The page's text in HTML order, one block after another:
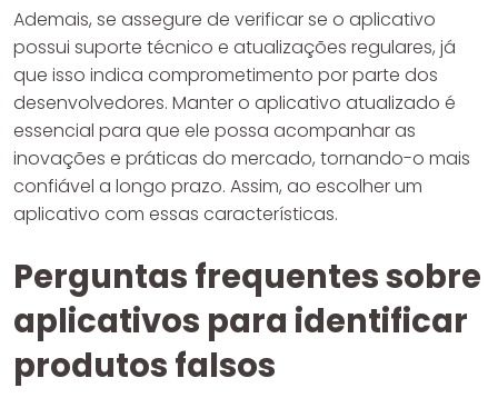
Ademais, se assegure de verificar se o aplicativo
possui suporte técnico e atualizações regulares, já
que isso indica comprometimento por parte dos
desenvolvedores. Manter o aplicativo atualizado é
essencial para que ele possa acompanhar as
inovações e práticas do mercado, tornando-o mais
confiável a longo prazo. Assim, ao escolher um
aplicativo com essas características.
Perguntas frequentes sobre
aplicativos para identificar
produtos falsos